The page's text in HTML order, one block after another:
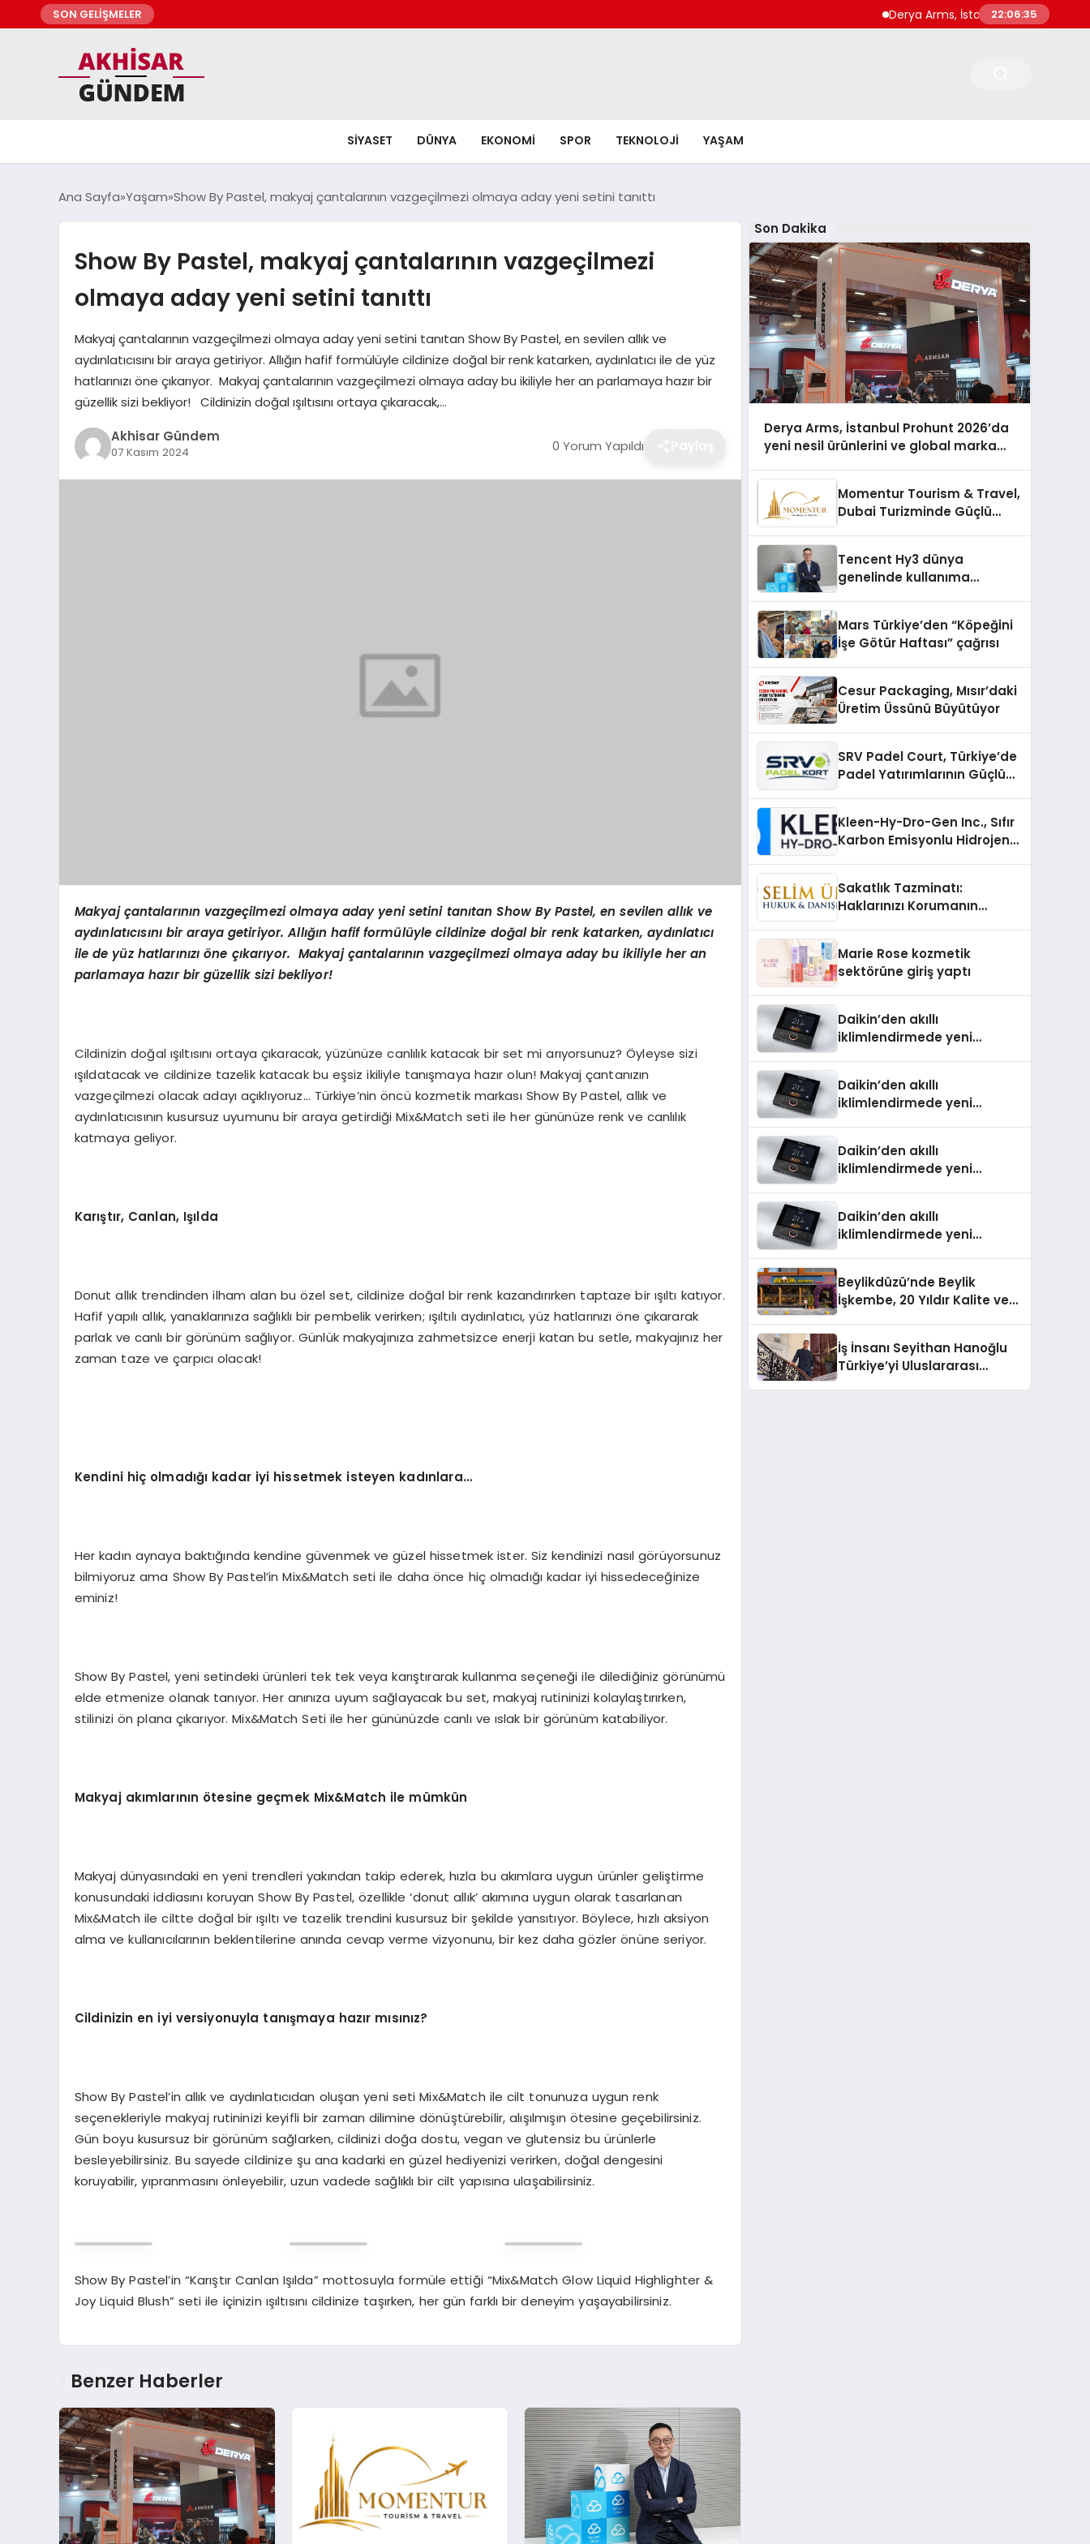
SON GELİŞMELER Derya Arms, İstanbul Prohunt 2026’da
22:06:36
SIYASET DÜNYA EKONOMI SPOR TEKNOLOJI YAŞAM
Ana Sayfa Yaşam Show By Pastel, makyaj çantalarının vazgeçilmezi olmaya aday yeni setini tanıttı
Show By Pastel, makyaj çantalarının vazgeçilmezi
olmaya aday yeni setini tanıttı
Makyaj çantalarının vazgeçilmezi olmaya aday yeni setini tanıtan Show By Pastel, en sevilen allık ve
aydınlatıcısını bir araya getiriyor. Allığın hafif formülüyle cildinize doğal bir renk katarken, aydınlatıcı ile de yüz
hatlarınızı öne çıkarıyor. Makyaj çantalarının vazgeçilmezi olmaya aday bu ikiliyle her an parlamaya hazır bir
güzellik sizi bekliyor! Cildinizin doğal ışıltısını ortaya çıkaracak,…
Akhisar Gündem
07 Kasım 2024 0 Yorum Yapıldı
Makyaj çantalarının vazgeçilmezi olmaya aday yeni setini tanıtan Show By Pastel, en sevilen allık ve
aydınlatıcısını bir araya getiriyor. Allığın hafif formülüyle cildinize doğal bir renk katarken, aydınlatıcı
ile de yüz hatlarınızı öne çıkarıyor. Makyaj çantalarının vazgeçilmezi olmaya aday bu ikiliyle her an
parlamaya hazır bir güzellik sizi bekliyor!
Cildinizin doğal ışıltısını ortaya çıkaracak, yüzünüze canlılık katacak bir set mi arıyorsunuz? Öyleyse sizi
ışıldatacak ve cildinize tazelik katacak bu eşsiz ikiliyle tanışmaya hazır olun! Makyaj çantanızın
vazgeçilmezi olacak adayı açıklıyoruz… Türkiye’nin öncü kozmetik markası Show By Pastel, allık ve
aydınlatıcısının kusursuz uyumunu bir araya getirdiği Mix&Match seti ile her gününüze renk ve canlılık
katmaya geliyor.
Karıştır, Canlan, Işılda
Donut allık trendinden ilham alan bu özel set, cildinize doğal bir renk kazandırırken taptaze bir ışıltı katıyor.
Hafif yapılı allık, yanaklarınıza sağlıklı bir pembelik verirken; ışıltılı aydınlatıcı, yüz hatlarınızı öne çıkararak
parlak ve canlı bir görünüm sağlıyor. Günlük makyajınıza zahmetsizce enerji katan bu setle, makyajınız her
zaman taze ve çarpıcı olacak!
Kendini hiç olmadığı kadar iyi hissetmek isteyen kadınlara…
Her kadın aynaya baktığında kendine güvenmek ve güzel hissetmek ister. Siz kendinizi nasıl görüyorsunuz
bilmiyoruz ama Show By Pastel’in Mix&Match seti ile daha önce hiç olmadığı kadar iyi hissedeceğinize
eminiz!
Show By Pastel, yeni setindeki ürünleri tek tek veya karıştırarak kullanma seçeneği ile dilediğiniz görünümü
elde etmenize olanak tanıyor. Her anınıza uyum sağlayacak bu set, makyaj rutininizi kolaylaştırırken,
stilinizi ön plana çıkarıyor. Mix&Match Seti ile her gününüzde canlı ve ıslak bir görünüm katabiliyor.
Makyaj akımlarının ötesine geçmek Mix&Match ile mümkün
Makyaj dünyasındaki en yeni trendleri yakından takip ederek, hızla bu akımlara uygun ürünler geliştirme
konusundaki iddiasını koruyan Show By Pastel, özellikle ‘donut allık’ akımına uygun olarak tasarlanan
Mix&Match ile ciltte doğal bir ışıltı ve tazelik trendini kusursuz bir şekilde yansıtıyor. Böylece, hızlı aksiyon
alma ve kullanıcılarının beklentilerine anında cevap verme vizyonunu, bir kez daha gözler önüne seriyor.
Cildinizin en iyi versiyonuyla tanışmaya hazır mısınız?
Show By Pastel’in allık ve aydınlatıcıdan oluşan yeni seti Mix&Match ile cilt tonunuza uygun renk
seçenekleriyle makyaj rutininizi keyifli bir zaman dilimine dönüştürebilir, alışılmışın ötesine geçebilirsiniz.
Gün boyu kusursuz bir görünüm sağlarken, cildinizi doğa dostu, vegan ve glutensiz bu ürünlerle
besleyebilirsiniz. Bu sayede cildinize şu ana kadarki en güzel hediyenizi verirken, doğal dengesini
koruyabilir, yıpranmasını önleyebilir, uzun vadede sağlıklı bir cilt yapısına ulaşabilirsiniz.
Show By Pastel’in “Karıştır Canlan Işılda” mottosuyla formüle ettiği “Mix&Match Glow Liquid Highlighter &
Joy Liquid Blush” seti ile içinizin ışıltısını cildinize taşırken, her gün farklı bir deneyim yaşayabilirsiniz.
Benzer Haberler
Son Dakika
Derya Arms, İstanbul Prohunt 2026’da
yeni nesil ürünlerini ve global marka
Momentur Tourism & Travel,
Dubai Turizminde Güçlü
Tencent Hy3 dünya
genelinde kullanıma
Mars Türkiye’den “Köpeğini
İşe Götür Haftası” çağrısı
Cesur Packaging, Mısır’daki
Üretim Üssünü Büyütüyor
SRV Padel Court, Türkiye’de
Padel Yatırımlarının Güçlü
Kleen-Hy-Dro-Gen Inc., Sıfır
Karbon Emisyonlu Hidrojen
Aldı
Sakatlık Tazminatı:
Haklarınızı Korumanın
Marie Rose kozmetik
sektörüne giriş yaptı
Daikin’den akıllı
iklimlendirmede yeni
Daikin’den akıllı
iklimlendirmede yeni
Daikin’den akıllı
iklimlendirmede yeni
Daikin’den akıllı
iklimlendirmede yeni
Beylikdüzü’nde Beylik
İşkembe, 20 Yıldır Kalite ve
İş İnsanı Seyithan Hanoğlu
Türkiye’yi Uluslararası